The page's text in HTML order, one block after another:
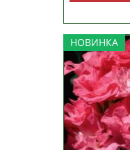
НОВИНКА
Примула
похожи
смотрятся